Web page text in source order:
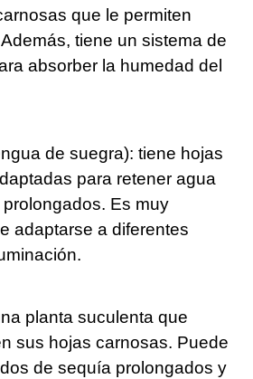
que le permiten
tiene un sistema de
absorber la humedad del
de suegra): tiene hojas
para retener agua
Es muy
adaptarse a diferentes
planta suculenta que
sus hojas carnosas. Puede
de sequía prolongados y